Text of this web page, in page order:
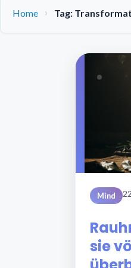
Home Tag:
Mind
sie